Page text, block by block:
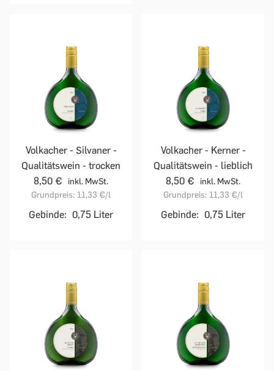
Volkacher - Silvaner -
Qualitätswein - trocken
8,50 €
inkl. MwSt.
Grundpreis: 11,33 €/l
Gebinde: 0,75 Liter
Volkacher - Kerner -
Qualitätswein - lieblich
8,50 €
inkl. MwSt.
Grundpreis: 11,33 €/l
Gebinde: 0,75 Liter